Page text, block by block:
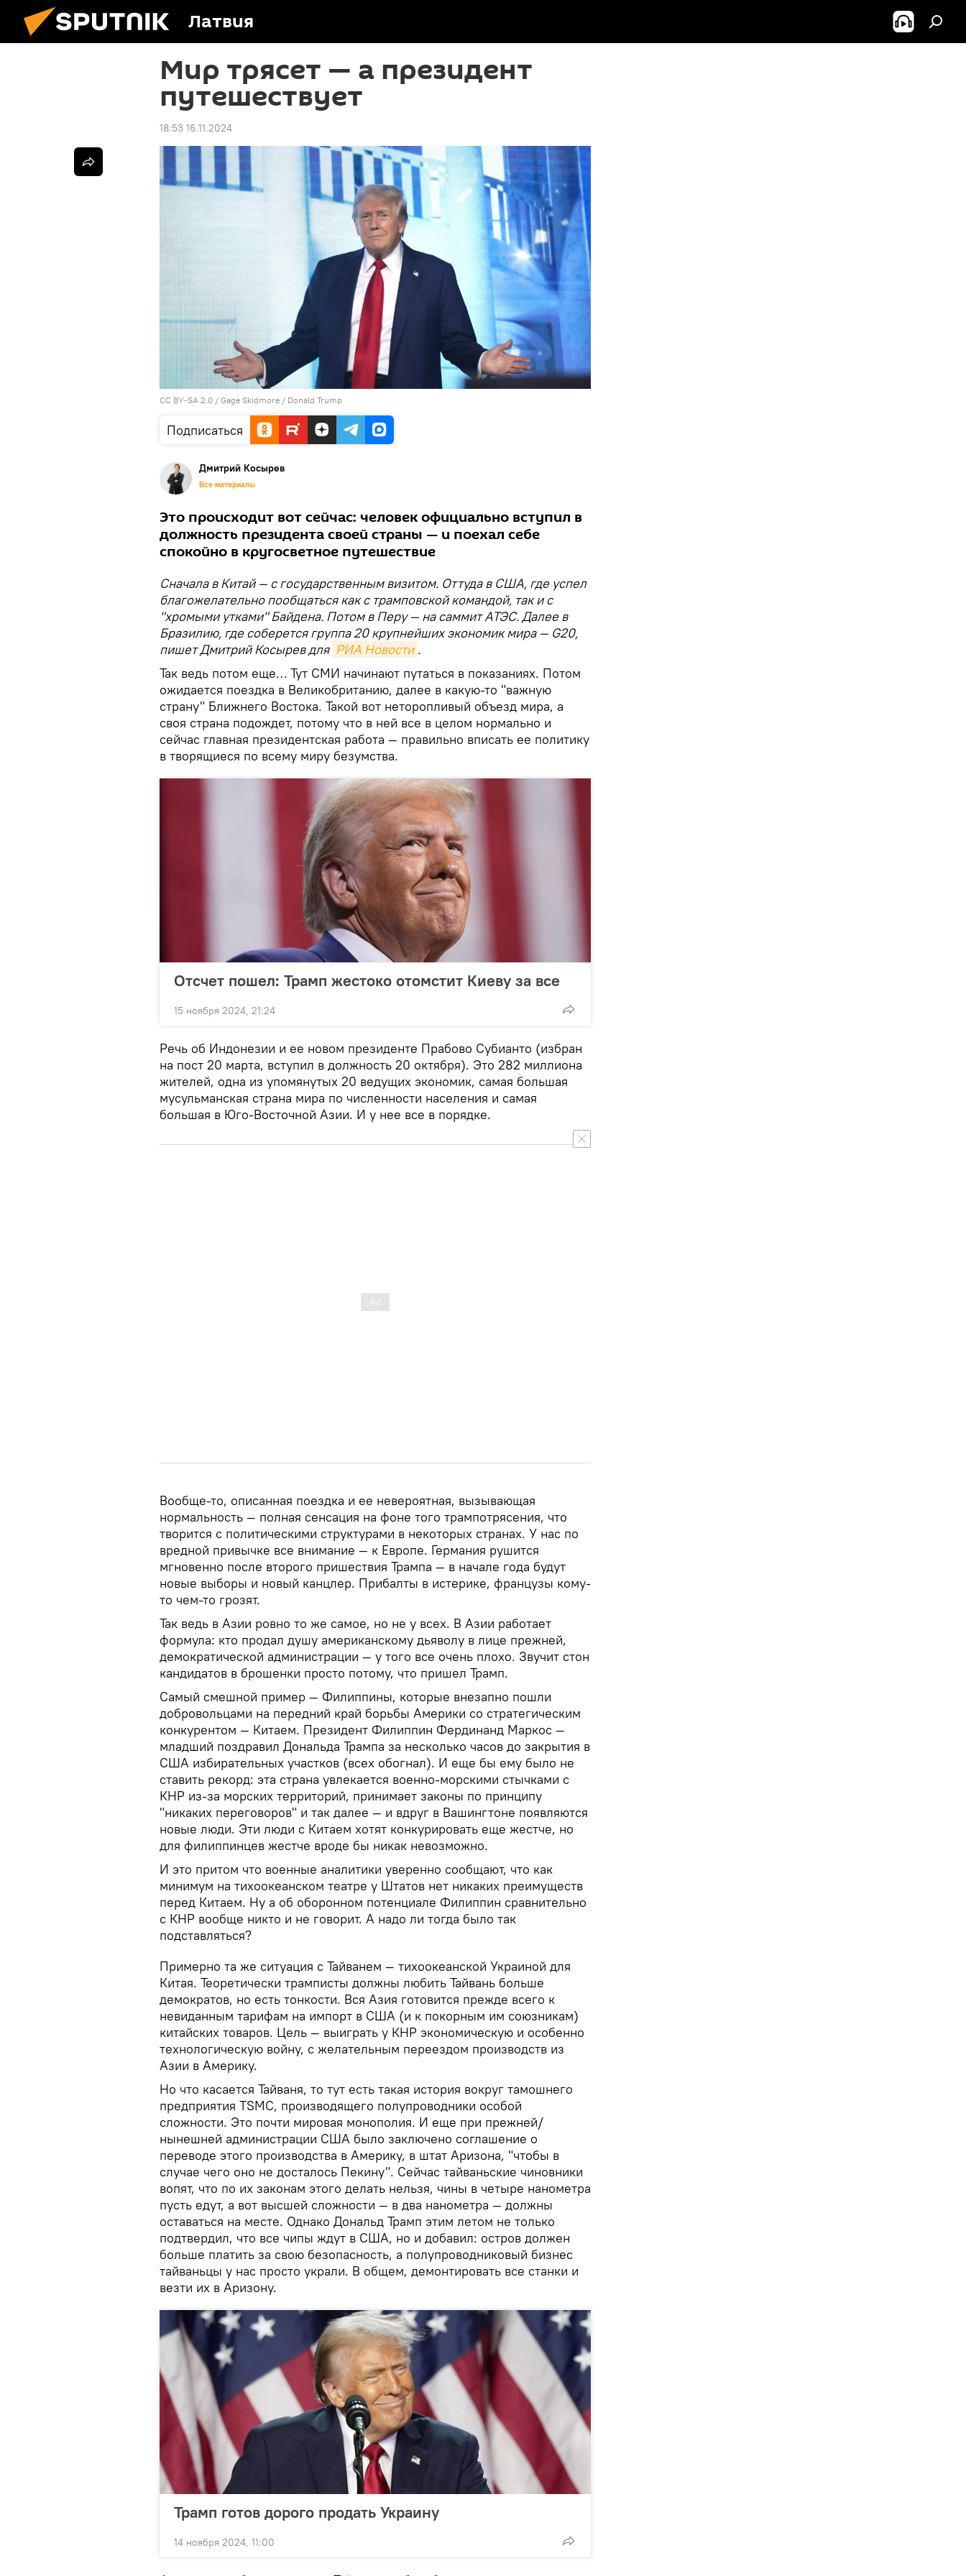
Латвия
Мир трясет — а президент
путешествует
18:53 16.11.2024
CC BY-SA 2.0 / Gage Skidmore / Donald Trump
Подписаться
Дмитрий Косырев
Все материалы
Это происходит вот сейчас: человек официально вступил в
должность президента своей страны — и поехал себе
спокойно в кругосветное путешествие
Сначала в Китай — с государственным визитом. Оттуда в США, где успел
благожелательно пообщаться как с трамповской командой, так и с
"хромыми утками" Байдена. Потом в Перу — на саммит АТЭС. Далее в
Бразилию, где соберется группа 20 крупнейших экономик мира — G20,
пишет Дмитрий Косырев для РИА Новости .
Так ведь потом еще… Тут СМИ начинают путаться в показаниях. Потом
ожидается поездка в Великобританию, далее в какую-то "важную
страну" Ближнего Востока. Такой вот неторопливый объезд мира, а
своя страна подождет, потому что в ней все в целом нормально и
сейчас главная президентская работа — правильно вписать ее политику
в творящиеся по всему миру безумства.
Отсчет пошел: Трамп жестоко отомстит Киеву за все
15 ноября 2024, 21:24
Речь об Индонезии и ее новом президенте Прабово Субианто (избран
на пост 20 марта, вступил в должность 20 октября). Это 282 миллиона
жителей, одна из упомянутых 20 ведущих экономик, самая большая
мусульманская страна мира по численности населения и самая
большая в Юго-Восточной Азии. И у нее все в порядке.
Вообще-то, описанная поездка и ее невероятная, вызывающая
нормальность — полная сенсация на фоне того трампотрясения, что
творится с политическими структурами в некоторых странах. У нас по
вредной привычке все внимание — к Европе. Германия рушится
мгновенно после второго пришествия Трампа — в начале года будут
новые выборы и новый канцлер. Прибалты в истерике, французы кому-
то чем-то грозят.
Так ведь в Азии ровно то же самое, но не у всех. В Азии работает
формула: кто продал душу американскому дьяволу в лице прежней,
демократической администрации — у того все очень плохо. Звучит стон
кандидатов в брошенки просто потому, что пришел Трамп.
Самый смешной пример — Филиппины, которые внезапно пошли
добровольцами на передний край борьбы Америки со стратегическим
конкурентом — Китаем. Президент Филиппин Фердинанд Маркос —
младший поздравил Дональда Трампа за несколько часов до закрытия в
США избирательных участков (всех обогнал). И еще бы ему было не
ставить рекорд: эта страна увлекается военно-морскими стычками с
КНР из-за морских территорий, принимает законы по принципу
"никаких переговоров" и так далее — и вдруг в Вашингтоне появляются
новые люди. Эти люди с Китаем хотят конкурировать еще жестче, но
для филиппинцев жестче вроде бы никак невозможно.
И это притом что военные аналитики уверенно сообщают, что как
минимум на тихоокеанском театре у Штатов нет никаких преимуществ
перед Китаем. Ну а об оборонном потенциале Филиппин сравнительно
с КНР вообще никто и не говорит. А надо ли тогда было так
подставляться?
Примерно та же ситуация с Тайванем — тихоокеанской Украиной для
Китая. Теоретически трамписты должны любить Тайвань больше
демократов, но есть тонкости. Вся Азия готовится прежде всего к
невиданным тарифам на импорт в США (и к покорным им союзникам)
китайских товаров. Цель — выиграть у КНР экономическую и особенно
технологическую войну, с желательным переездом производств из
Азии в Америку.
Но что касается Тайваня, то тут есть такая история вокруг тамошнего
предприятия TSMC, производящего полупроводники особой
сложности. Это почти мировая монополия. И еще при прежней/
нынешней администрации США было заключено соглашение о
переводе этого производства в Америку, в штат Аризона, "чтобы в
случае чего оно не досталось Пекину". Сейчас тайваньские чиновники
вопят, что по их законам этого делать нельзя, чины в четыре нанометра
пусть едут, а вот высшей сложности — в два нанометра — должны
оставаться на месте. Однако Дональд Трамп этим летом не только
подтвердил, что все чипы ждут в США, но и добавил: остров должен
больше платить за свою безопасность, а полупроводниковый бизнес
тайваньцы у нас просто украли. В общем, демонтировать все станки и
везти их в Аризону.
Трамп готов дорого продать Украину
14 ноября 2024, 11:00